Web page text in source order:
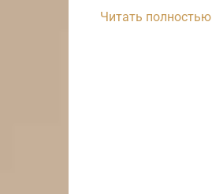
Читать полностью